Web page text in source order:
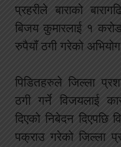
प्रहरीले बाराको
बिजय कुमारलाई १
रुपैयाँ ठगी गरेको
पिडितहरुले जिल्ला
ठगी गर्ने विजयलाई
दिएको निबेदन दिएपछि
पक्राउ गरेको जिल्ला